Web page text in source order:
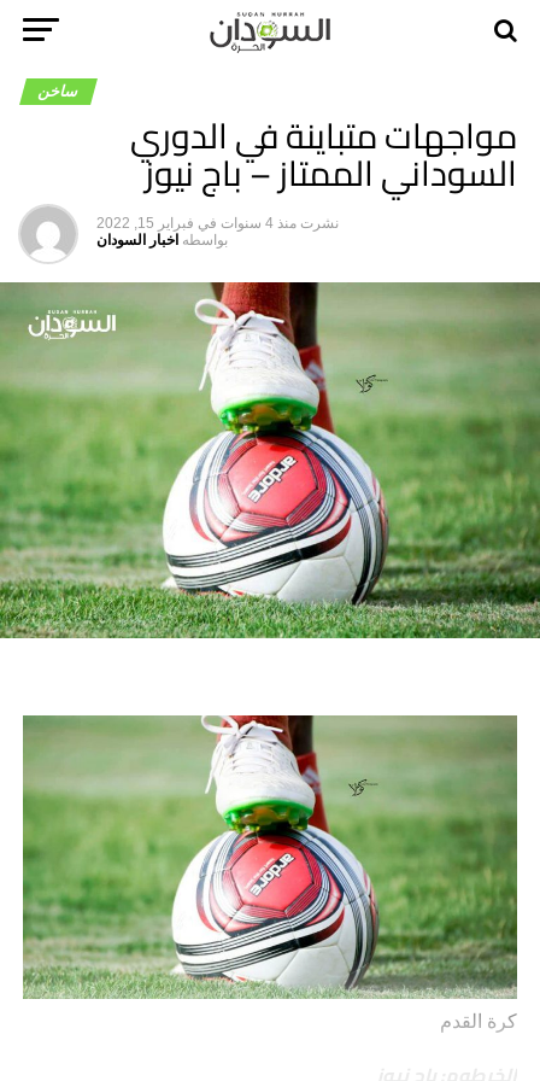
ساخن
مواجهات متباينة في الدوري
السوداني الممتاز – باج نيوز
نشرت منذ 4 سنوات في فبراير 15, 2022
بواسطه اخبار السودان
كرة القدم